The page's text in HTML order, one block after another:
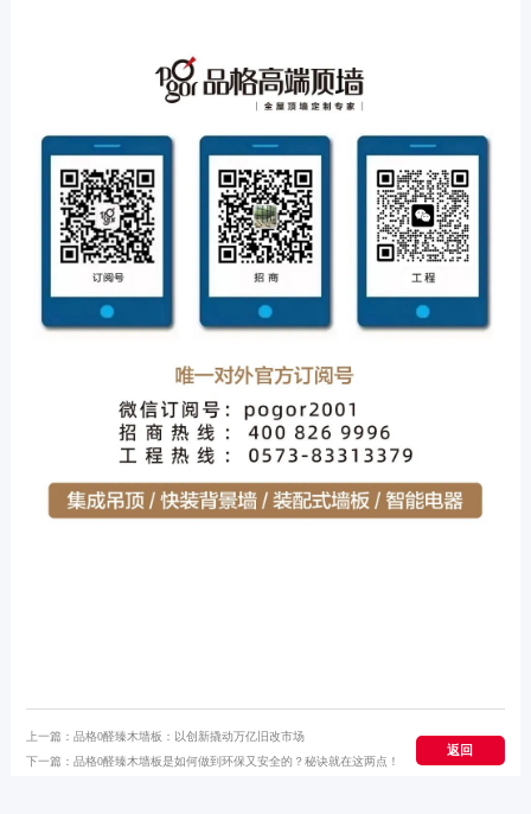
上一篇：品格0醛臻木墙板：以创新撬动万亿旧改市场
下一篇：品格0醛臻木墙板是如何做到环保又安全的？秘诀就在这两点！
返回